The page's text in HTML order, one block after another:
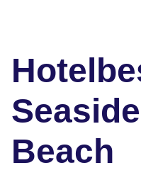
Beach